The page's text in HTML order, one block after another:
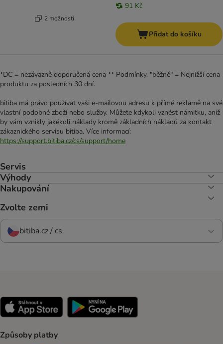
2 možností
91 Kč
Přidat do košíku
*DC = nezávazně doporučená cena ** Podmínky. "běžně" = Nejnižší cena
produktu za posledních 30 dní.
bitiba má právo používat vaši e-mailovou adresu k přímé reklamě na své
vlastní podobné zboží nebo služby. Můžete kdykoli vznést námitku, aniž
by vám vznikly jakékoli náklady kromě základních nákladů za kontakt
zákaznického servisu bitiba. Více informací:
https://support.bitiba.cz/cs/support/home
Servis
Výhody
Nakupování
Zvolte zemi
bitiba.cz / cs
Způsoby platby